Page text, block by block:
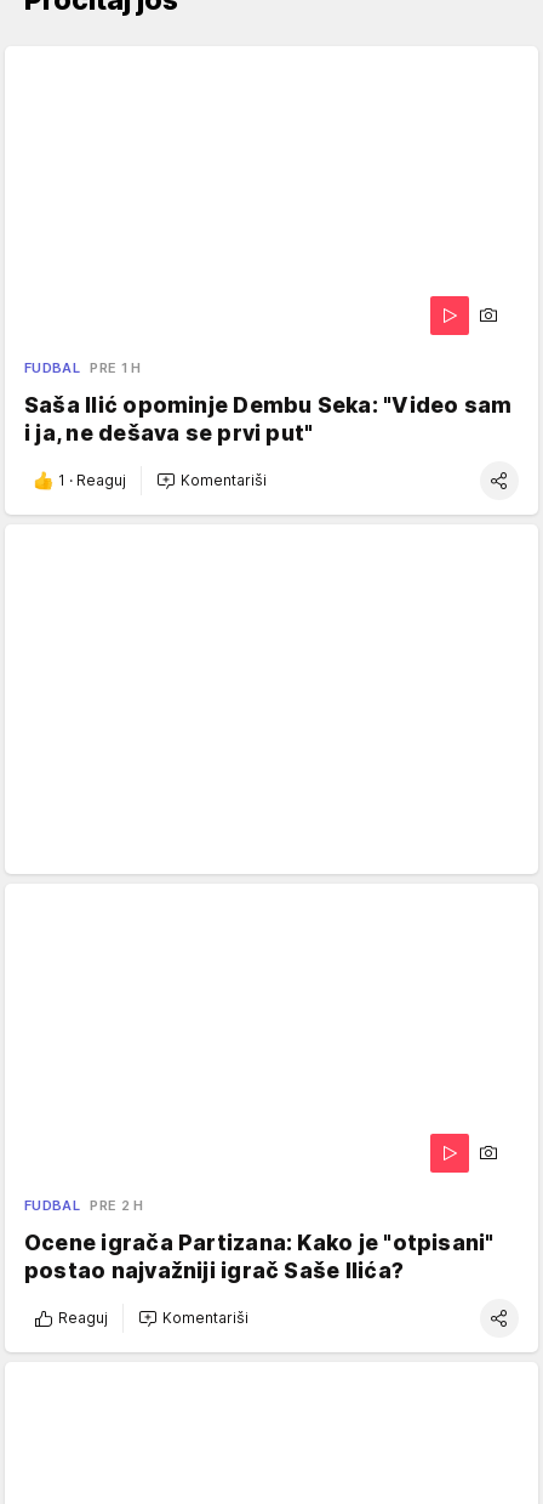
FUDBAL PRE 1 H
Saša Ilić opominje Dembu Seka: "Video sam
i ja, ne dešava se prvi put"
1 · Reaguj Komentariši
FUDBAL PRE 2 H
Ocene igrača Partizana: Kako je "otpisani"
postao najvažniji igrač Saše Ilića?
Reaguj Komentariši